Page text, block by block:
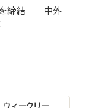
を締結 中外
ウィークリー